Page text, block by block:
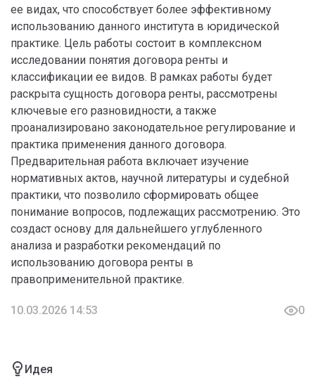
ее видах, что способствует более эффективному
использованию данного института в юридической
практике. Цель работы состоит в комплексном
исследовании понятия договора ренты и
классификации ее видов. В рамках работы будет
раскрыта сущность договора ренты, рассмотрены
ключевые его разновидности, а также
проанализировано законодательное регулирование и
практика применения данного договора.
Предварительная работа включает изучение
нормативных актов, научной литературы и судебной
практики, что позволило сформировать общее
понимание вопросов, подлежащих рассмотрению. Это
создаст основу для дальнейшего углубленного
анализа и разработки рекомендаций по
использованию договора ренты в
правоприменительной практике.
10.03.2026 14:53 0
Идея